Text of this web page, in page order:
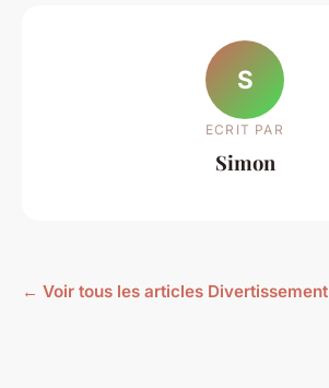
S
ECRIT PAR
Simon
← Voir tous les articles Divertissement